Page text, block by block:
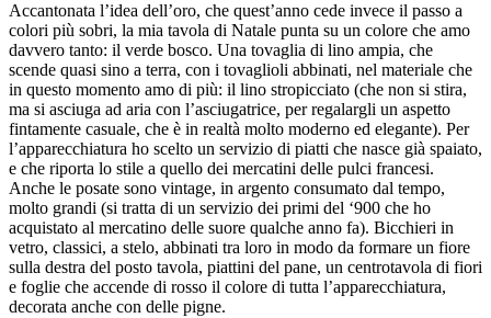
Accantonata l’idea dell’oro, che quest’anno cede invece il passo a
colori più sobri, la mia tavola di Natale punta su un colore che amo
davvero tanto: il verde bosco. Una tovaglia di lino ampia, che
scende quasi sino a terra, con i tovaglioli abbinati, nel materiale che
in questo momento amo di più: il lino stropicciato (che non si stira,
ma si asciuga ad aria con l’asciugatrice, per regalargli un aspetto
fintamente casuale, che è in realtà molto moderno ed elegante). Per
l’apparecchiatura ho scelto un servizio di piatti che nasce già spaiato,
e che riporta lo stile a quello dei mercatini delle pulci francesi.
Anche le posate sono vintage, in argento consumato dal tempo,
molto grandi (si tratta di un servizio dei primi del ‘900 che ho
acquistato al mercatino delle suore qualche anno fa). Bicchieri in
vetro, classici, a stelo, abbinati tra loro in modo da formare un fiore
sulla destra del posto tavola, piattini del pane, un centrotavola di fiori
e foglie che accende di rosso il colore di tutta l’apparecchiatura,
decorata anche con delle pigne.